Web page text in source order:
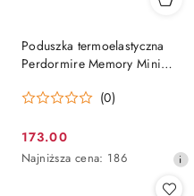
Poduszka termoelastyczna
Perdormire Memory Mini
(0)
Cena
promocyjna:
173.00
Najniższa
Najniższa cena: 186